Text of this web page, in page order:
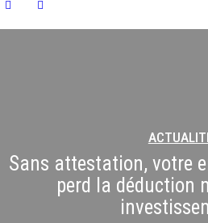
Sans attestation, votre
perd la déduction